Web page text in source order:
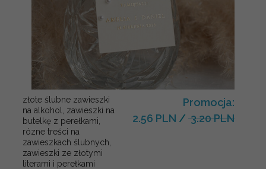
złote ślubne zawieszki
na alkohol, zawieszki na
butelkę z perełkami,
rózne treści na
zawieszkach ślubnych,
zawieszki ze złotymi
literami i perełkami
Promocja:
2.56 PLN / 3.20 PLN